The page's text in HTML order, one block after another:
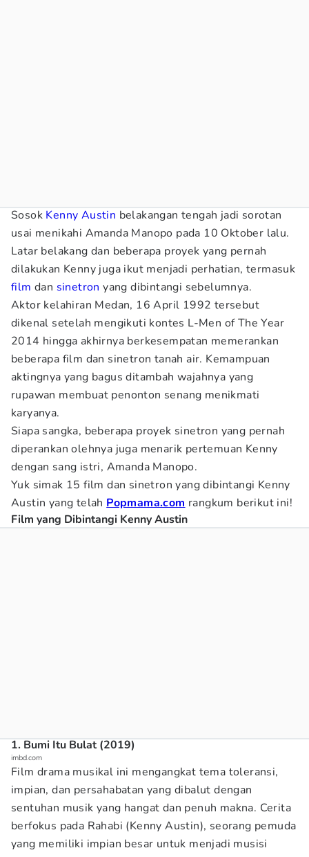
Sosok Kenny Austin belakangan tengah jadi sorotan
usai menikahi Amanda Manopo pada 10 Oktober lalu.
Latar belakang dan beberapa proyek yang pernah
dilakukan Kenny juga ikut menjadi perhatian, termasuk
film dan sinetron yang dibintangi sebelumnya.
Aktor kelahiran Medan, 16 April 1992 tersebut
dikenal setelah mengikuti kontes L-Men of The Year
2014 hingga akhirnya berkesempatan memerankan
beberapa film dan sinetron tanah air. Kemampuan
aktingnya yang bagus ditambah wajahnya yang
rupawan membuat penonton senang menikmati
karyanya.
Siapa sangka, beberapa proyek sinetron yang pernah
diperankan olehnya juga menarik pertemuan Kenny
dengan sang istri, Amanda Manopo.
Yuk simak 15 film dan sinetron yang dibintangi Kenny
Austin yang telah Popmama.com rangkum berikut ini!
Film yang Dibintangi Kenny Austin
1. Bumi Itu Bulat (2019)
imbd.com
Film drama musikal ini mengangkat tema toleransi,
impian, dan persahabatan yang dibalut dengan
sentuhan musik yang hangat dan penuh makna. Cerita
berfokus pada Rahabi (Kenny Austin), seorang pemuda
yang memiliki impian besar untuk menjadi musisi